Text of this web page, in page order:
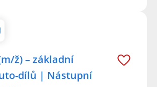
ž) – základní
dílů | Nástupní